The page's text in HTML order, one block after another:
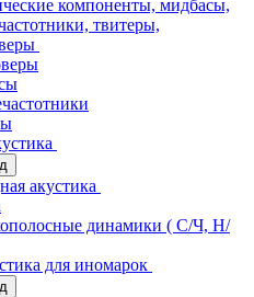
компоненты, мидбасы,
твитеры,
акустика
динамики ( С/Ч, Н/
для иномарок